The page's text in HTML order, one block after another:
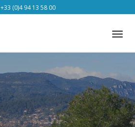
+33 (0)4 94 13 58 00